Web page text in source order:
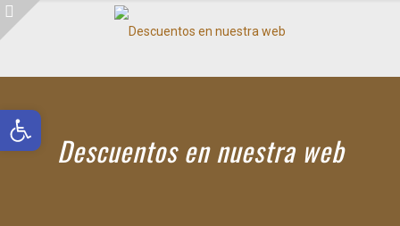
Descuentos en nuestra web
Abrir barra de herramientas